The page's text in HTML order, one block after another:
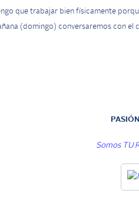
que trabajar bien físicamente
(domingo) conversaremos con
Somos TU